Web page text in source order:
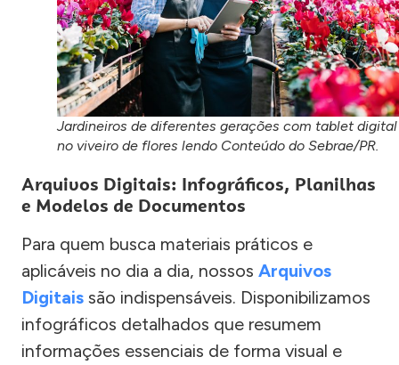
Jardineiros de diferentes gerações com tablet digital
no viveiro de flores lendo Conteúdo do Sebrae/PR.
Arquivos Digitais: Infográficos, Planilhas
e Modelos de Documentos
Para quem busca materiais práticos e
aplicáveis no dia a dia, nossos Arquivos
Digitais são indispensáveis. Disponibilizamos
infográficos detalhados que resumem
informações essenciais de forma visual e